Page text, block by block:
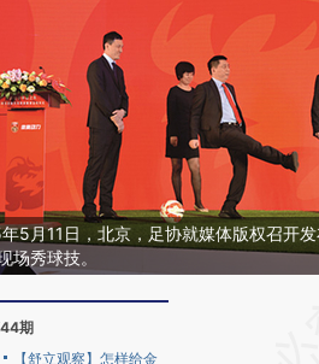
5月11日，北京，足协就媒体版权召开
场秀球技。
44期
【舒立观察】怎样给金